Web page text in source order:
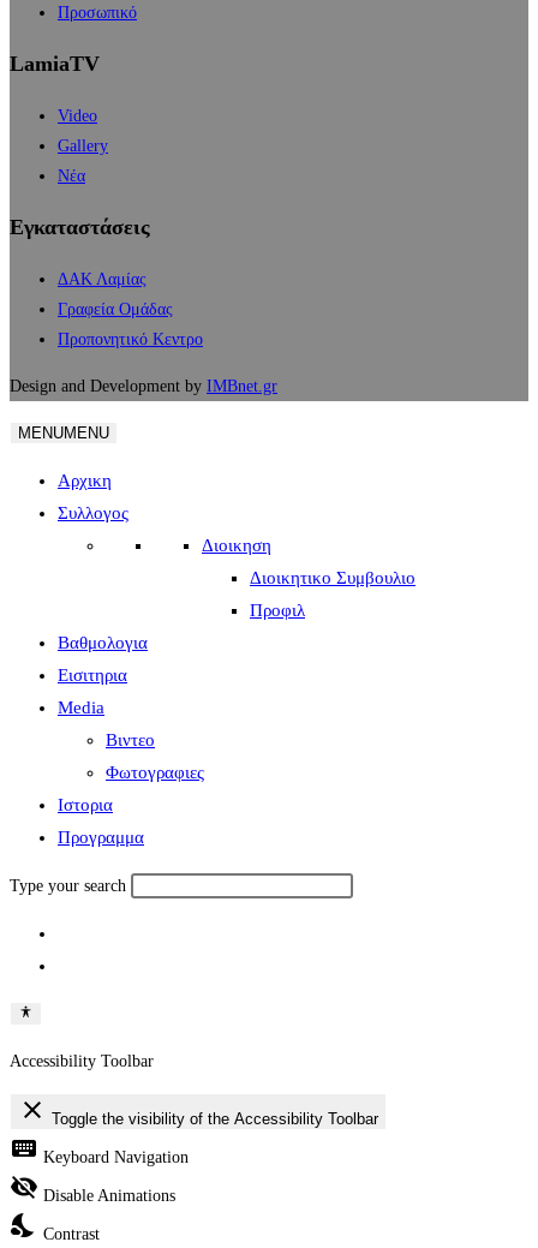
Προσωπικό
LamiaTV
Video
Gallery
Νέα
Εγκαταστάσεις
ΔΑΚ Λαμίας
Γραφεία Ομάδας
Προπονητικό Κεντρο
Design and Development by IMBnet.gr
MENUMENU
Αρχικη
Συλλογος
Διοικηση
Διοικητικο Συμβουλιο
Προφιλ
Βαθμολογια
Εισιτηρια
Media
Βιντεο
Φωτογραφιες
Ιστορια
Πρoγραμμα
Type your search
Accessibility Toolbar
close Toggle the visibility of the Accessibility Toolbar
keyboard Keyboard Navigation
visibility_off Disable Animations
nights_stay Contrast